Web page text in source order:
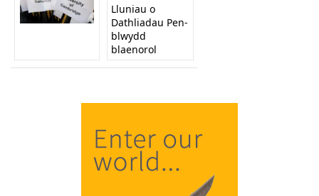
Lluniau o
Dathliadau Pen-
blwydd
blaenorol